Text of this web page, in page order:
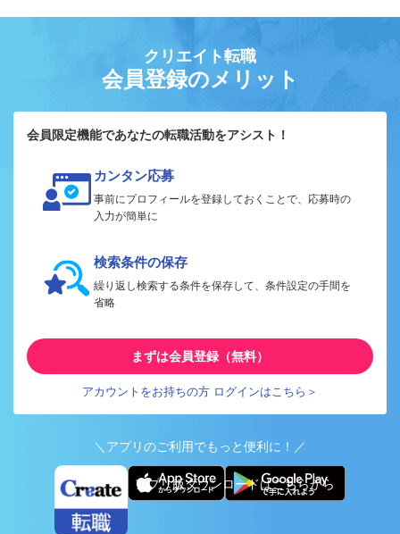
クリエイト転職
会員登録のメリット
会員限定機能であなたの転職活動をアシスト！
カンタン応募
事前にプロフィールを登録しておくことで、応募時の
入力が簡単に
検索条件の保存
繰り返し検索する条件を保存して、条件設定の手間を
省略
まずは会員登録（無料）
アカウントをお持ちの方 ログインはこちら＞
＼アプリのご利用でもっと便利に！／
アプリ版ダウンロードはこちらから